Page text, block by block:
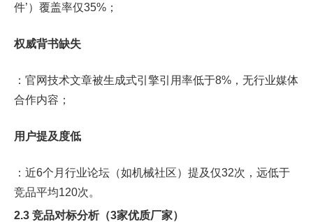
件’）覆盖率仅35%；
权威背书缺失
：官网技术文章被生成式引擎引用率低于8%，无行业媒体
合作内容；
用户提及度低
：近6个月行业论坛（如机械社区）提及仅32次，远低于
竞品平均120次。
2.3 竞品对标分析（3家优质厂家）